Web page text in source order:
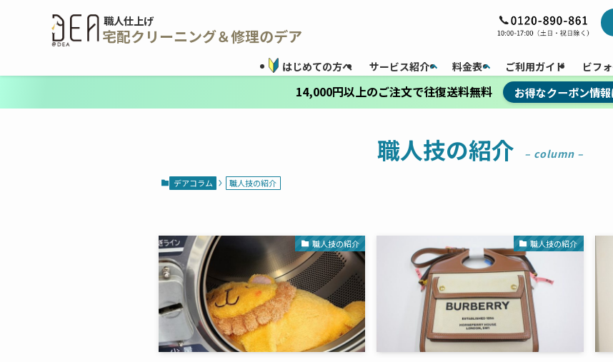
職人仕上げ
宅配クリーニング＆修理のデア
はじめての方へ サービス紹介 料金表 ご利用ガイド ビフ
14,000円以上のご注文で往復送料無料 お得なクーポン情
職人技の紹介 – column –
デアコラム 職人技の紹介
職人技の紹介 職人技の紹介